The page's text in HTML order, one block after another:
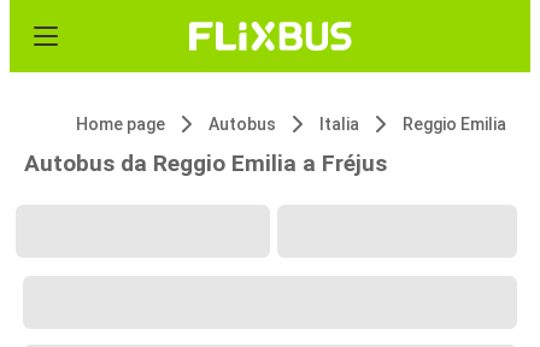
Home page Autobus Italia Reggio Emilia
Autobus da Reggio Emilia a Fréjus